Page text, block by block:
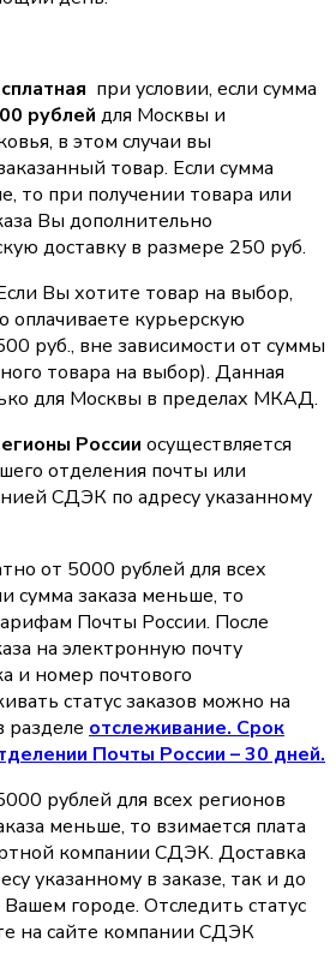
при условии, если сумма
рублей для Москвы и
в этом случаи вы
товар. Если сумма
то при получении товара или
Вы дополнительно
доставку в размере 250 руб.
Вы хотите товар на выбор,
оплачиваете курьерскую
руб., вне зависимости от суммы
товара на выбор). Данная
для Москвы в пределах МКАД.
России осуществляется
отделения почты или
СДЭК по адресу указанному
от 5000 рублей для всех
сумма заказа меньше, то
Почты России. После
на электронную почту
и номер почтового
статус заказов можно на
разделе oтслеживание. Срок
Почты России – 30 дней.
рублей для всех регионов
меньше, то взимается плата
компании СДЭК. Доставка
указанному в заказе, так и до
городе. Отследить статус
на сайте компании СДЭК